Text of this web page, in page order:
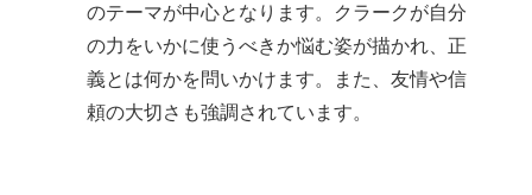
のテーマが中心となります。クラークが自分
の力をいかに使うべきか悩む姿が描かれ、正
義とは何かを問いかけます。また、友情や信
頼の大切さも強調されています。